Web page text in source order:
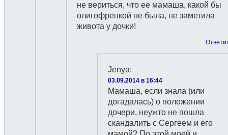
не вериться, что ее мамаша, какой бы
олигофренкой не была, не заметила
живота у дочки!
Jenya:
03.09.2014 в 16:44
Мамаша, если знала (или
догадалась) о положении
дочери, неужто не пошла
скандалить с Сергеем и его